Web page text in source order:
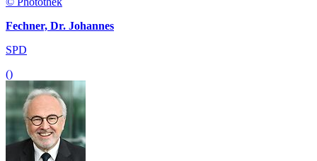
Bildinformationen
Rudolf Henke
© Deutscher Bundestag / Stella von Saldern